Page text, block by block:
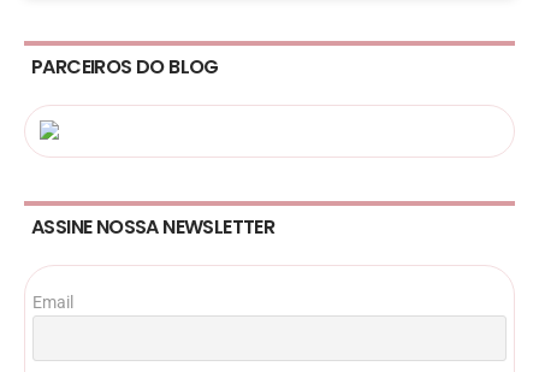
PARCEIROS DO BLOG
ASSINE NOSSA NEWSLETTER
Email